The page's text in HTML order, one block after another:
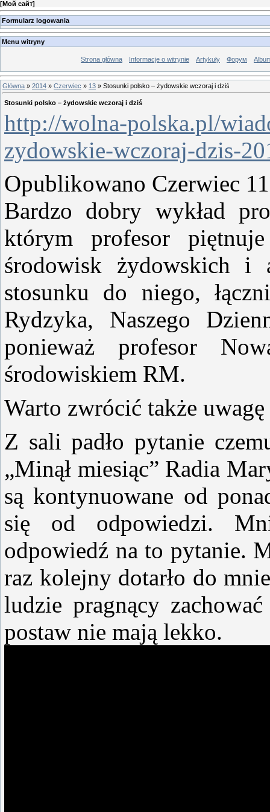
[Мой сайт]
Formularz logowania
Menu witryny
Strona główna Informacje o witrynie Artykuły Форум
Główna » 2014 » Czerwiec » 13 » Stosunki polsko – żydowskie wczoraj i dziś
Stosunki polsko – żydowskie wczoraj i dziś
http://wolna-polska.pl/
zydowskie-wczoraj-dzis-
Opublikowano Czerwiec
Bardzo dobry wykład
którym profesor
środowisk żydowskich i
stosunku do niego,
Rydzyka, Naszego
ponieważ profesor
środowiskiem RM.
Warto zwrócić także
Z sali padło pytanie
„Minął miesiąc” Radia
są kontynuowane od
się od odpowiedzi.
odpowiedź na to pytanie.
raz kolejny dotarło do
ludzie pragnący
postaw nie mają lekko.